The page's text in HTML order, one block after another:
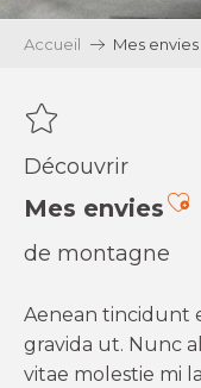
Accueil Mes envies
Découvrir
Mes envies
de montagne
Aenean tincidunt
gravida ut. Nunc
vitae molestie mi